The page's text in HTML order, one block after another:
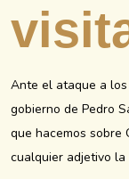
Ante el ataque a
gobierno de Pedro
que hacemos sobre
cualquier adjetivo